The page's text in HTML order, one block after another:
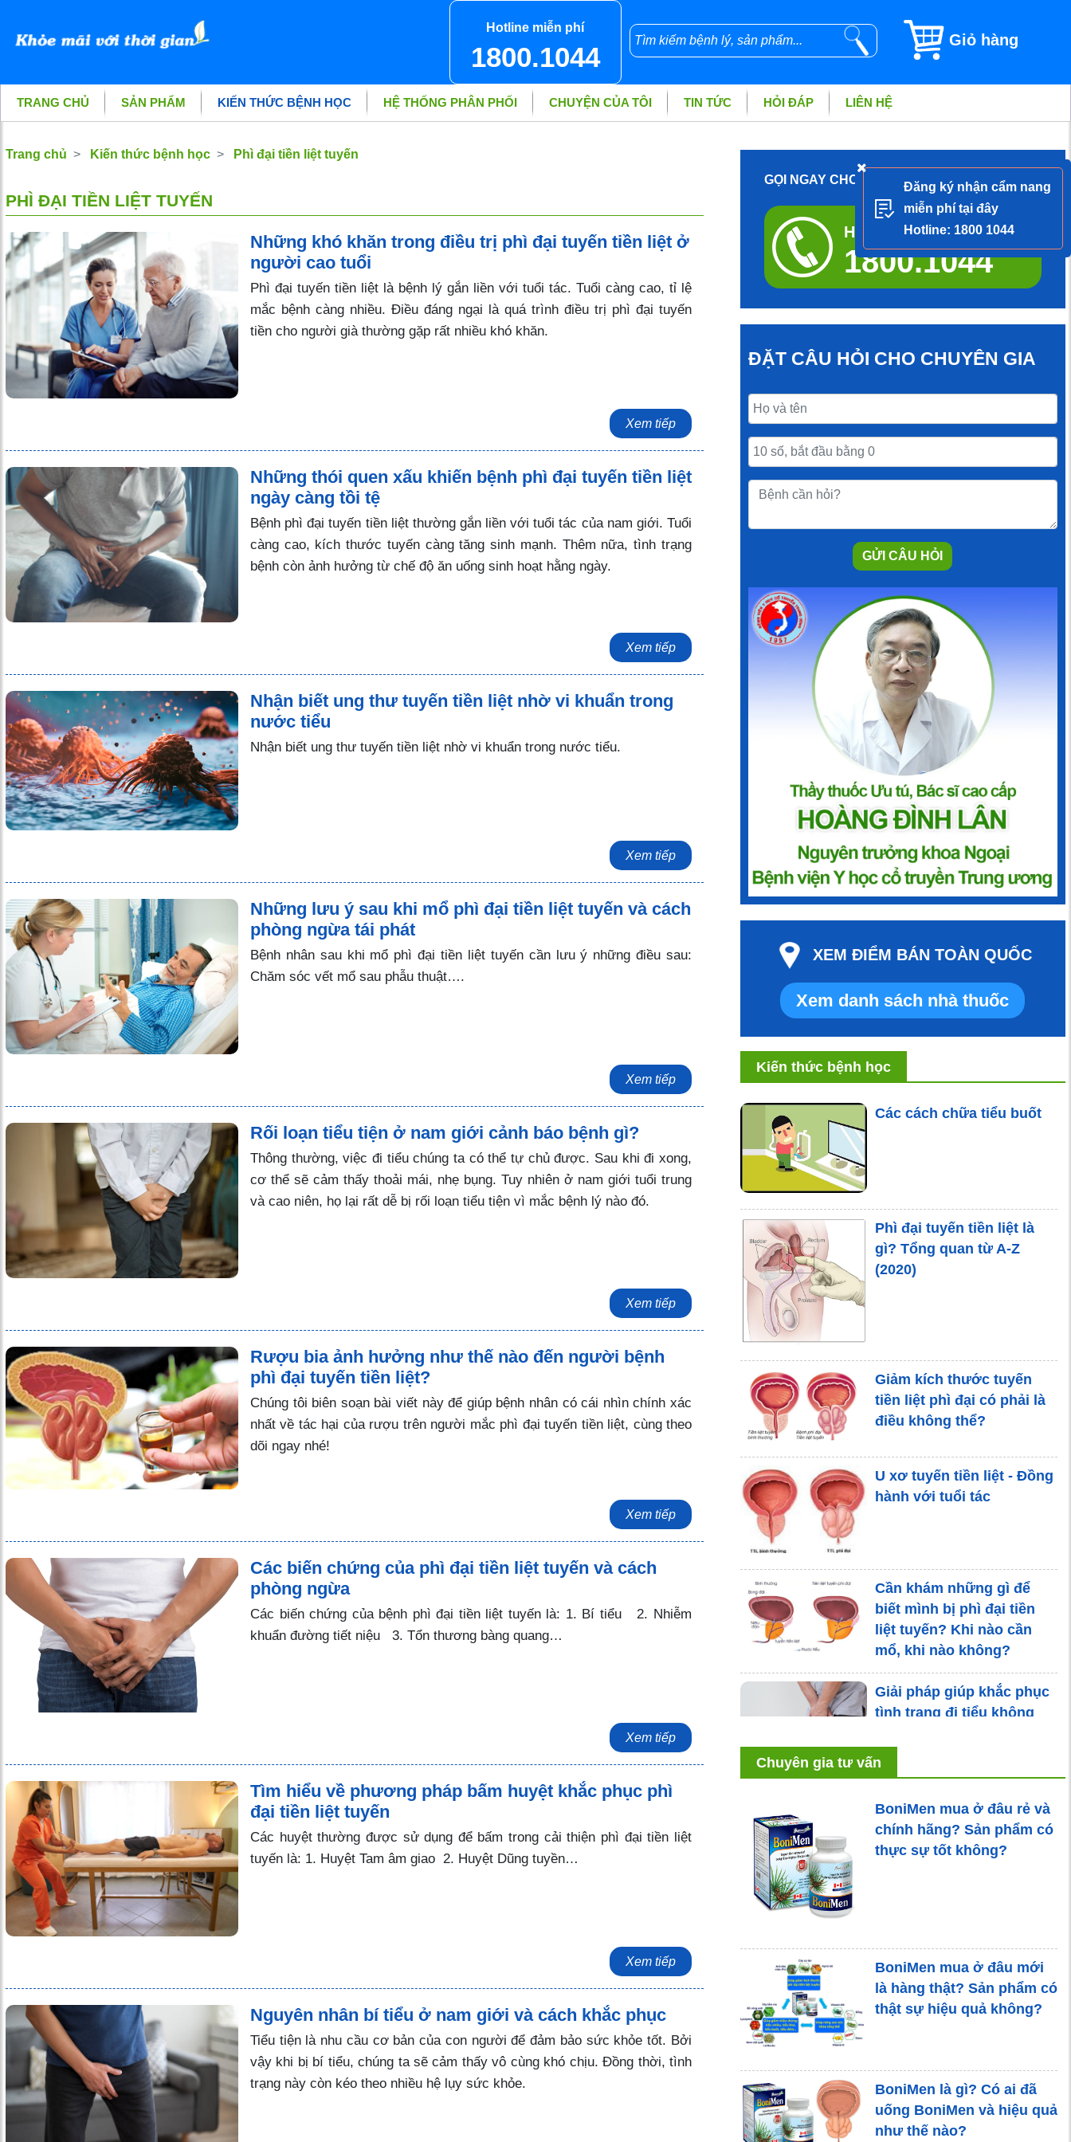
Hotline miễn phí
1800.1044
Giỏ hàng
TRANG CHỦ SẢN PHẨM KIẾN THỨC BỆNH HỌC HỆ THỐNG PHÂN PHỐI CHUYỆN CỦA TÔI TIN TỨC HỎI ĐÁP LIÊN HỆ
Trang chủ Kiến thức bệnh học Phì đại tiền liệt tuyến
PHÌ ĐẠI TIỀN LIỆT TUYẾN
Những khó khăn trong điều trị phì đại tuyến tiền liệt ở
người cao tuổi
Phì đại tuyến tiền liệt là bệnh lý gắn liền với tuổi tác. Tuổi càng cao, tỉ lệ
mắc bệnh càng nhiều. Điều đáng ngại là quá trình điều trị phì đại tuyến
tiền cho người già thường gặp rất nhiều khó khăn.
Xem tiếp
Những thói quen xấu khiến bệnh phì đại tuyến tiền liệt
ngày càng tồi tệ
Bệnh phì đại tuyến tiền liệt thường gắn liền với tuổi tác của nam giới. Tuổi
càng cao, kích thước tuyến càng tăng sinh mạnh. Thêm nữa, tình trạng
bệnh còn ảnh hưởng từ chế độ ăn uống sinh hoạt hằng ngày.
Xem tiếp
Nhận biết ung thư tuyến tiền liệt nhờ vi khuẩn trong
nước tiểu
Nhận biết ung thư tuyến tiền liệt nhờ vi khuẩn trong nước tiểu.
Xem tiếp
Những lưu ý sau khi mổ phì đại tiền liệt tuyến và cách
phòng ngừa tái phát
Bệnh nhân sau khi mổ phì đại tiền liệt tuyến cần lưu ý những điều sau:
Chăm sóc vết mổ sau phẫu thuật….
Xem tiếp
Rối loạn tiểu tiện ở nam giới cảnh báo bệnh gì?
Thông thường, việc đi tiểu chúng ta có thể tự chủ được. Sau khi đi xong,
cơ thể sẽ cảm thấy thoải mái, nhẹ bụng. Tuy nhiên ở nam giới tuổi trung
và cao niên, họ lại rất dễ bị rối loạn tiểu tiện vì mắc bệnh lý nào đó.
Xem tiếp
Rượu bia ảnh hưởng như thế nào đến người bệnh
phì đại tuyến tiền liệt?
Chúng tôi biên soạn bài viết này để giúp bệnh nhân có cái nhìn chính xác
nhất về tác hại của rượu trên người mắc phì đại tuyến tiền liệt, cùng theo
dõi ngay nhé!
Xem tiếp
Các biến chứng của phì đại tiền liệt tuyến và cách
phòng ngừa
Các biến chứng của bệnh phì đại tiền liệt tuyến là: 1. Bí tiểu 2. Nhiễm
khuẩn đường tiết niệu 3. Tổn thương bàng quang…
Xem tiếp
Tìm hiểu về phương pháp bấm huyệt khắc phục phì
đại tiền liệt tuyến
Các huyệt thường được sử dụng để bấm trong cải thiện phì đại tiền liệt
tuyến là: 1. Huyệt Tam âm giao 2. Huyệt Dũng tuyền…
Xem tiếp
Nguyên nhân bí tiểu ở nam giới và cách khắc phục
Tiểu tiện là nhu cầu cơ bản của con người để đảm bảo sức khỏe tốt. Bởi
vậy khi bị bí tiểu, chúng ta sẽ cảm thấy vô cùng khó chịu. Đồng thời, tình
trạng này còn kéo theo nhiều hệ lụy sức khỏe.
GỌI NGAY CHO DƯỢC SĨ ĐỂ ĐƯỢC TƯ VẤN
Hotline tư vấn miễn phí
1800.1044
ĐẶT CÂU HỎI CHO CHUYÊN GIA
GỬI CÂU HỎI
XEM ĐIỂM BÁN TOÀN QUỐC
Xem danh sách nhà thuốc
Kiến thức bệnh học
Các cách chữa tiểu buốt
Phì đại tuyến tiền liệt là
gì? Tổng quan từ A-Z
(2020)
Giảm kích thước tuyến
tiền liệt phì đại có phải là
điều không thể?
U xơ tuyến tiền liệt - Đồng
hành với tuổi tác
Cần khám những gì để
biết mình bị phì đại tiền
liệt tuyến? Khi nào cần
mổ, khi nào không?
Giải pháp giúp khắc phục
tình trạng đi tiểu không
bệnh gì? Khắc phục ra
sao?
9 lợi ích tuyệt vời của hạt
Điều trị viêm tuyến tiền liệt
Chuyên gia tư vấn
BoniMen mua ở đâu rẻ và
chính hãng? Sản phẩm có
thực sự tốt không?
BoniMen mua ở đâu mới
là hàng thật? Sản phẩm có
thật sự hiệu quả không?
BoniMen là gì? Có ai đã
uống BoniMen và hiệu quả
như thế nào?
Đăng ký nhận cẩm nang
miễn phí tại đây
Hotline: 1800 1044